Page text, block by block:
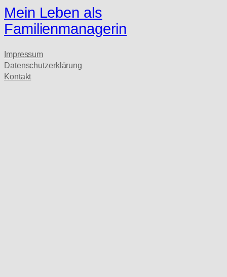
Mein Leben als
Familienmanagerin
Impressum
Datenschutzerklärung
Kontakt